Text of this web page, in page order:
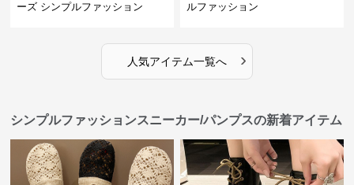
ーズ シンプルファッション
ルファッション
人気アイテム一覧へ ›
シンプルファッションスニーカー/パンプスの新着アイテム